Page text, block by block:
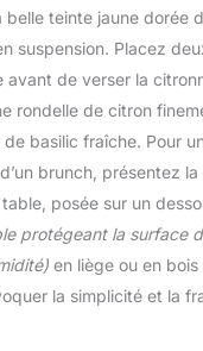
après-vente】
avez des
la qualité,
moment!
mortier, outre sa
fonctionnalité,
décoration
fait bonne
chaque
nettoyer :
éliminerez
résidus
d'herbes en le
l'eau. Attention
lave-vaisselle.
belle teinte jaune dorée
suspension. Placez
avant de verser la
rondelle de citron
de basilic fraîche. Pour
brunch, présentez
posée sur un
protégeant la surface
en liège ou en bois
la simplicité et la